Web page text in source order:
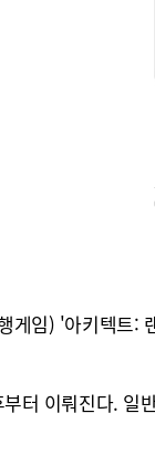
게임) '아키텍트:
터 이뤄진다.